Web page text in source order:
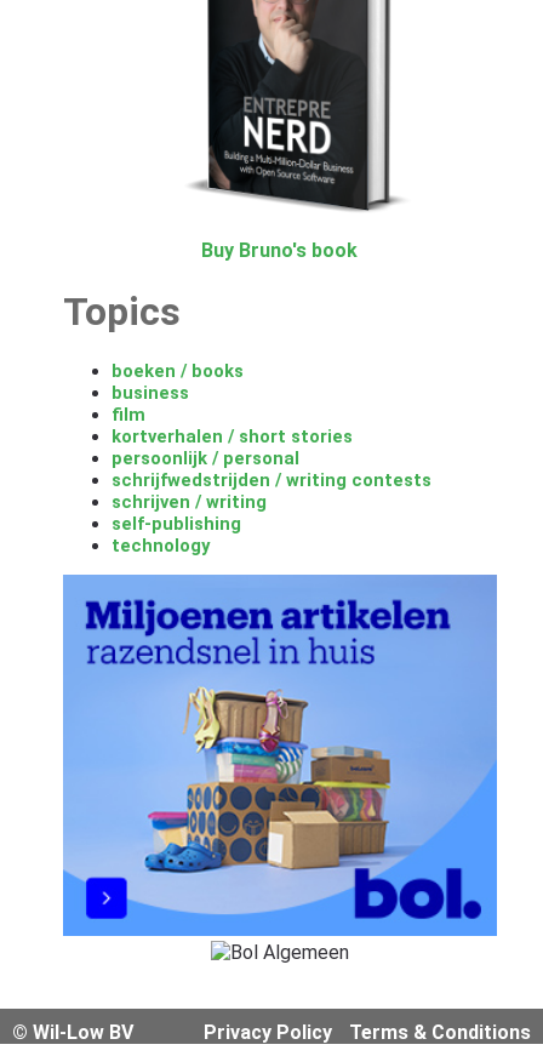
Buy Bruno's book
Topics
boeken / books
business
film
kortverhalen / short stories
persoonlijk / personal
schrijfwedstrijden / writing contests
schrijven / writing
self-publishing
technology
© Wil-Low BV Privacy Policy Terms & Conditions